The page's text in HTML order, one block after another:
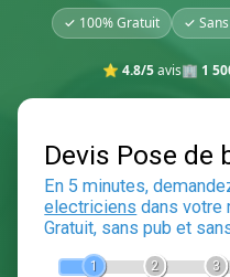
✓ 100% Gratuit ✓
⭐ 4.8/5avis🏢 1
Devis Pose